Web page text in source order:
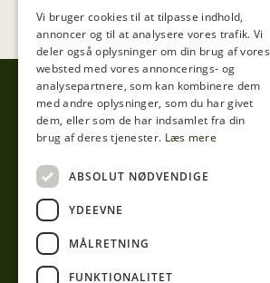
Tibberup Høkeren
Information
Praktisk info
Få seneste nyt
Vi bruger cookies til at tilpasse indhold,
annoncer og til at analysere vores trafik. Vi
deler også oplysninger om din brug af vores
websted med vores annoncerings- og
analysepartnere, som kan kombinere dem
med andre oplysninger, som du har givet
dem, eller som de har indsamlet fra din
brug af deres tjenester. Læs mere
ABSOLUT NØDVENDIGE
YDEEVNE
MÅLRETNING
FUNKTIONALITET